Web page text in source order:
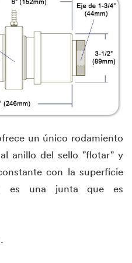
un único rodamiento
anillo del sello "flotar" y
con la superficie
es una junta que es